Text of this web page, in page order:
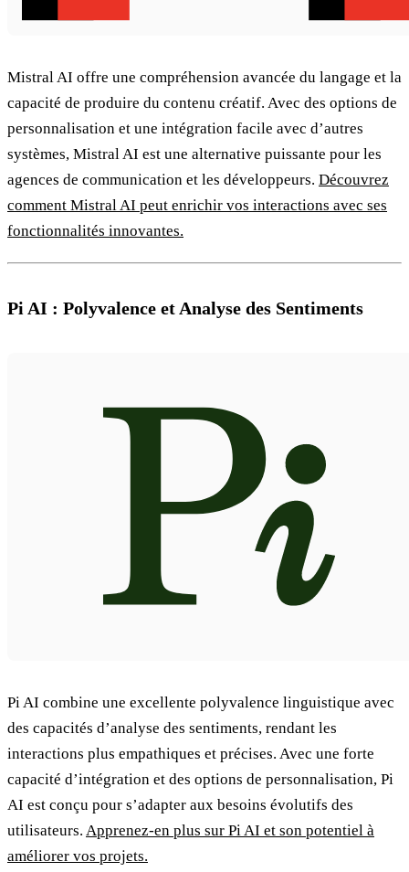
Mistral AI offre une compréhension avancée du langage et la
capacité de produire du contenu créatif. Avec des options de
personnalisation et une intégration facile avec d’autres
systèmes, Mistral AI est une alternative puissante pour les
agences de communication et les développeurs. Découvrez
comment Mistral AI peut enrichir vos interactions avec ses
fonctionnalités innovantes.
Pi AI : Polyvalence et Analyse des Sentiments
Pi AI combine une excellente polyvalence linguistique avec
des capacités d’analyse des sentiments, rendant les
interactions plus empathiques et précises. Avec une forte
capacité d’intégration et des options de personnalisation, Pi
AI est conçu pour s’adapter aux besoins évolutifs des
utilisateurs. Apprenez-en plus sur Pi AI et son potentiel à
améliorer vos projets.